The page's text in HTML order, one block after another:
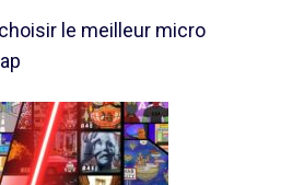
le meilleur micro